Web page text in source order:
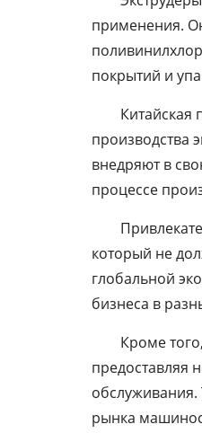
прутка для 3D-принтера
Оборудование для
сварки профильных
Непрерывная линия по
стеклопластиковых труб
Оборудование для
непрерывной намотки
труб с ребрами
Линия для однослойных
Линия по производству
Линия по производству
применения.
покрытий и
Китайская
производства
внедряют в
процессе
который не
глобальной
бизнеса в
Кроме
предоставляя
обслуживания.
рынка